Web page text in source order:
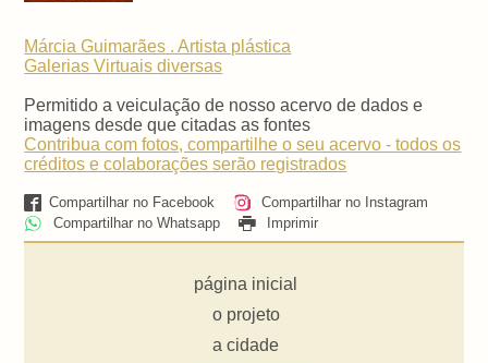
Márcia Guimarães . Artista plástica
Galerias Virtuaisdiversas
Permitido a veiculação de nosso acervo de dados e
imagens desde que citadas as fontes
Contribua com fotos, compartilhe o seu acervo - todos os
créditos e colaborações serão registrados
Compartilhar no Facebook
Compartilhar no Instagram
Compartilhar no Whatsapp
Imprimir
página inicial
o projeto
a cidade